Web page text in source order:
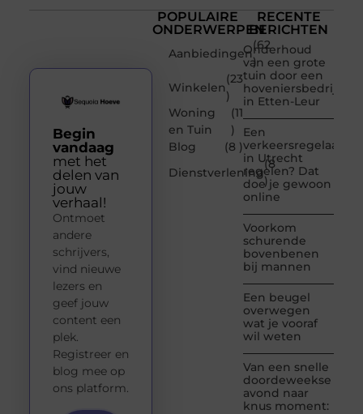
POPULAIRE
ONDERWERPEN
Aanbiedingen
(62
)
Winkelen
(23
)
Woning
en Tuin
(11
)
Blog
(8 )
Dienstverlening
(8
)
RECENTE
BERICHTEN
Onderhoud
van een grote
tuin door een
hoveniersbedrijf
in Etten-Leur
Een
verkeersregelaar
in Utrecht
regelen? Dat
doe je gewoon
online
Voorkom
schurende
bovenbenen
bij mannen
Een beugel
overwegen
wat je vooraf
wil weten
Van een snelle
doordeweekse
avond naar
knus moment:
Begin
vandaag
met het
delen van
jouw
verhaal!
Ontmoet
andere
schrijvers,
vind nieuwe
lezers en
geef jouw
content een
plek.
Registreer en
blog mee op
ons platform.